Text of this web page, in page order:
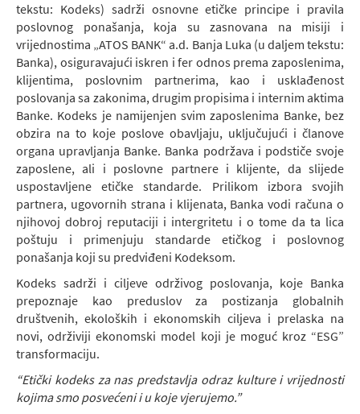
tekstu: Kodeks) sadrži osnovne etičke principe i pravila
poslovnog ponašanja, koja su zasnovana na misiji i
vrijednostima „ATOS BANK“ a.d. Banja Luka (u daljem tekstu:
Banka), osiguravajući iskren i fer odnos prema zaposlenima,
klijentima, poslovnim partnerima, kao i usklađenost
poslovanja sa zakonima, drugim propisima i internim aktima
Banke. Kodeks je namijenjen svim zaposlenima Banke, bez
obzira na to koje poslove obavljaju, uključujući i članove
organa upravljanja Banke. Banka podržava i podstiče svoje
zaposlene, ali i poslovne partnere i klijente, da slijede
uspostavljene etičke standarde. Prilikom izbora svojih
partnera, ugovornih strana i klijenata, Banka vodi računa o
njihovoj dobroj reputaciji i intergritetu i o tome da ta lica
poštuju i primenjuju standarde etičkog i poslovnog
ponašanja koji su predviđeni Kodeksom.
Kodeks sadrži i ciljeve održivog poslovanja, koje Banka
prepoznaje kao preduslov za postizanja globalnih
društvenih, ekoloških i ekonomskih ciljeva i prelaska na
novi, održiviji ekonomski model koji je moguć kroz “ESG”
transformaciju.
“Etički kodeks za nas predstavlja odraz kulture i vrijednosti
kojima smo posvećeni i u koje vjerujemo.”